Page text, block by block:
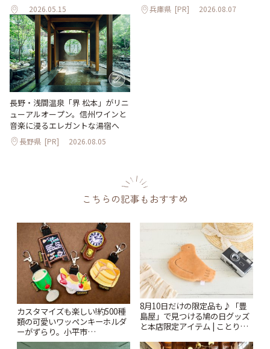
2026.05.15 兵庫県 [PR] 2026.08.07
長野・浅間温泉「界 松本」がリニ
ューアルオープン。信州ワインと
音楽に浸るエレガントな湯宿へ
長野県 [PR] 2026.08.05
こちらの記事もおすすめ
カスタマイズも楽しい!約500種
類の可愛いワッペンキーホルダ
ーがずらり。小平市
「Kimamaya T&K」 | ことりっ
8月10日だけの限定品も♪「豊
島屋」で見つける鳩の日グッズ
と本店限定アイテム | ことりっ